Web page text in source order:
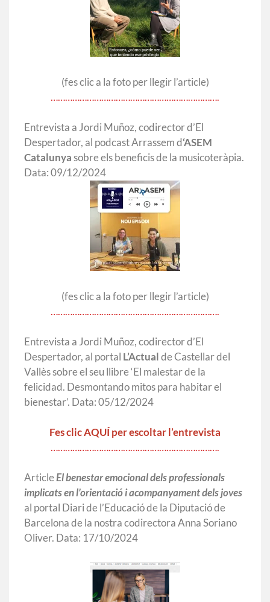
(fes clic a la foto per llegir l’article)
…………………………………………………………….
Entrevista a Jordi Muñoz, codirector d’El
Despertador, al podcast Arrassem d ‘ASEM
Catalunya sobre els beneficis de la musicoteràpia.
Data: 09/12/2024
(fes clic a la foto per llegir l’article)
…………………………………………………………….
Entrevista a Jordi Muñoz, codirector d’El
Despertador, al portal L’Actual de Castellar del
Vallès sobre el seu llibre ‘El malestar de la
felicidad. Desmontando mitos para habitar el
bienestar’. Data: 05/12/2024
Fes clic AQUÍ per escoltar l’entrevista
…………………………………………………………….
ArticleEl benestar emocional dels professionals
implicats en l’orientació i acompanyament dels joves
al portal Diari de l’Educació de la Diputació de
Barcelona de la nostra codirectora Anna Soriano
Oliver. Data: 17/10/2024